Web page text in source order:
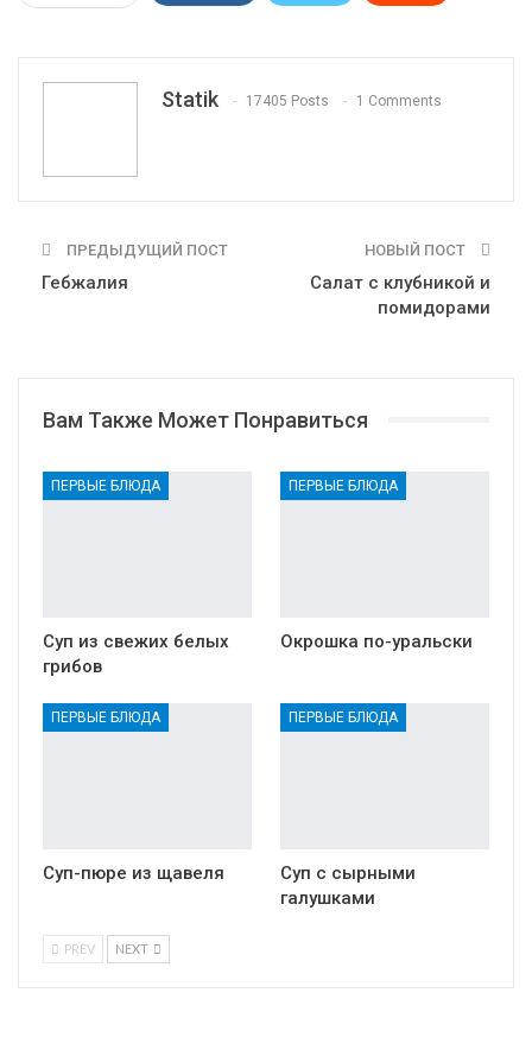
Statik 17405 Posts 1 Comments
ПРЕДЫДУЩИЙ ПОСТ
Гебжалия
НОВЫЙ ПОСТ
Салат с клубникой и
помидорами
Вам Также Может Понравиться
ПЕРВЫЕ БЛЮДА
Суп из свежих белых
грибов
ПЕРВЫЕ БЛЮДА
Окрошка по-уральски
ПЕРВЫЕ БЛЮДА
Суп-пюре из щавеля
ПЕРВЫЕ БЛЮДА
Суп с сырными
галушками
PREV NEXT